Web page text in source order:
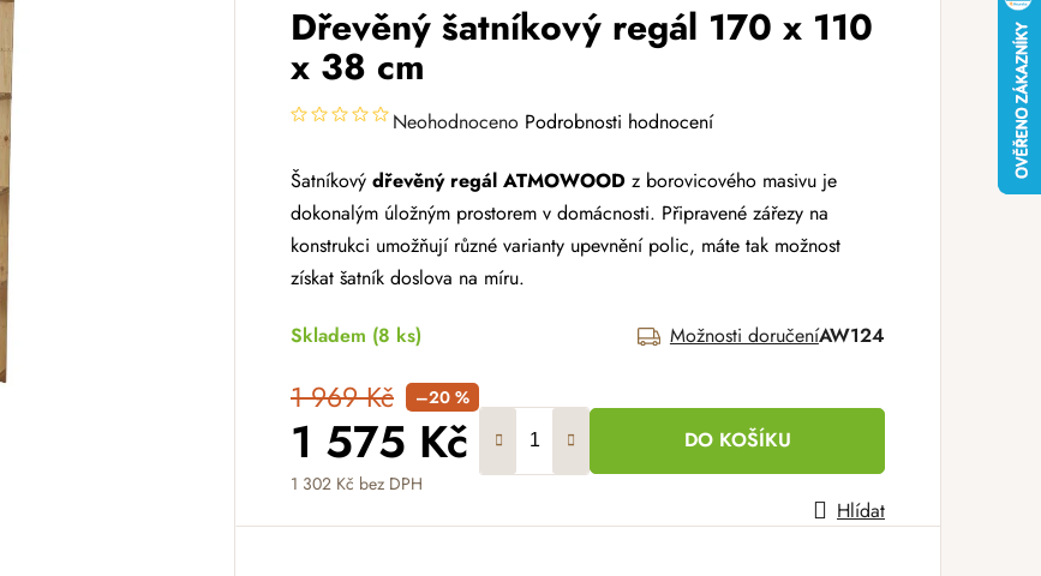
Dřevěný šatníkový regál 170 x 110
x 38 cm
Neohodnoceno Podrobnosti hodnocení
Šatníkový dřevěný regál ATMOWOOD z borovicového masivu je
dokonalým úložným prostorem v domácnosti. Připravené zářezy na
konstrukci umožňují různé varianty upevnění polic, máte tak možnost
získat šatník doslova na míru.
Skladem (8 ks) Možnosti doručeníAW124
1 969 Kč –20 %
1 575 Kč
1 302 Kč bez DPH
Měrná cena:
DO KOŠÍKU
Hlídat